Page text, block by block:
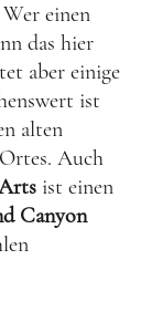
einen
das hier
aber einige
ist
alten
Auch
ist einen
Canyon